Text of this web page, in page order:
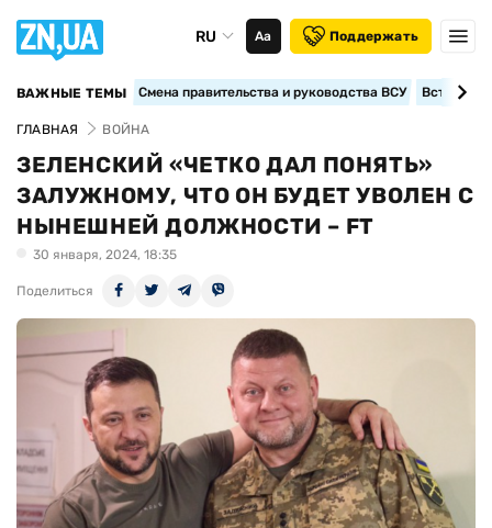
RU Аа Поддержать
ВАЖНЫЕ ТЕМЫ Смена правительства и руководства ВСУ
ГЛАВНАЯ ВОЙНА
ЗЕЛЕНСКИЙ «ЧЕТКО ДАЛ ПОНЯТЬ»
ЗАЛУЖНОМУ, ЧТО ОН БУДЕТ УВОЛЕН С
НЫНЕШНЕЙ ДОЛЖНОСТИ – FT
30 января, 2024, 18:35
Поделиться